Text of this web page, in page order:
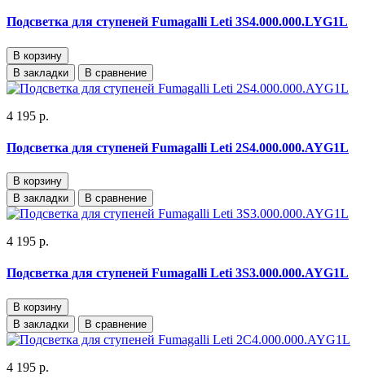
Подсветка для ступеней Fumagalli Leti 3S4.000.000.LYG1L
В корзину
В закладки
В сравнение
4 195 р.
Подсветка для ступеней Fumagalli Leti 2S4.000.000.AYG1L
В корзину
В закладки
В сравнение
4 195 р.
Подсветка для ступеней Fumagalli Leti 3S3.000.000.AYG1L
В корзину
В закладки
В сравнение
4 195 р.